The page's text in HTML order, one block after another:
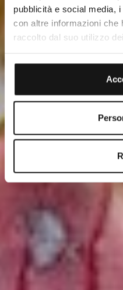
pubblicità e social media,
con altre informazioni che
raccolto dal suo utilizzo